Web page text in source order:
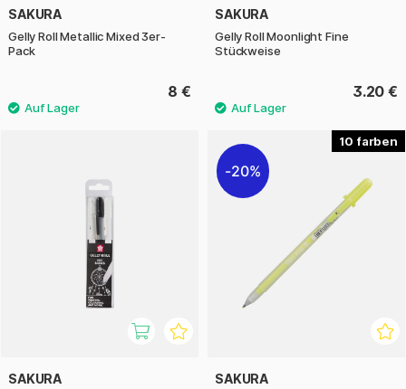
SAKURA
Gelly Roll Metallic Mixed 3er-
Pack
8 €
SAKURA
Gelly Roll Moonlight Fine
Stückweise
3.20 €
SAKURA
10
20%
SAKURA